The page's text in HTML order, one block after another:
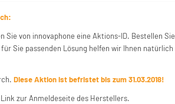
Sie von innovaphone eine Aktions-ID. Bestellen Sie
Sie passenden Lösung helfen wir Ihnen natürlich
Diese Aktion ist befristet bis zum 31.03.2018!
zur Anmeldeseite des Herstellers.